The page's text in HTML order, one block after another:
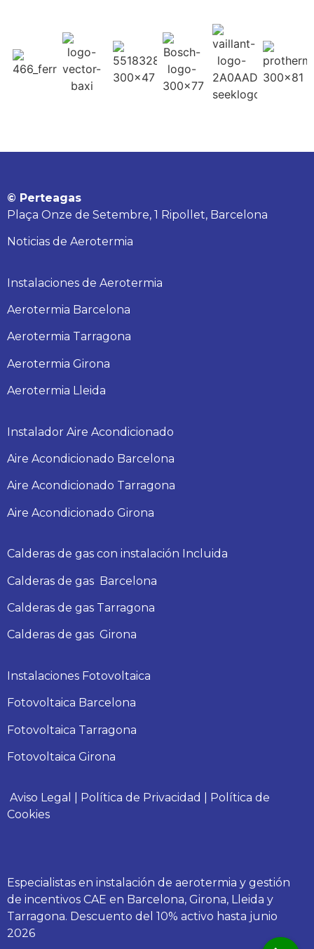
© Perteagas
Plaça Onze de Setembre, 1 Ripollet, Barcelona
Noticias de Aerotermia
Instalaciones de Aerotermia
Aerotermia Barcelona
Aerotermia Tarragona
Aerotermia Girona
Aerotermia Lleida
Instalador Aire Acondicionado
Aire Acondicionado Barcelona
Aire Acondicionado Tarragona
Aire Acondicionado Girona
Calderas de gas con instalación Incluida
Calderas de gas Barcelona
Calderas de gas Tarragona
Calderas de gas Girona
Instalaciones Fotovoltaica
Fotovoltaica Barcelona
Fotovoltaica Tarragona
Fotovoltaica Girona
Aviso Legal Política de Privacidad
Política de
Cookies
Especialistas en instalación de aerotermia y gestión
de incentivos CAE en Barcelona, Girona, Lleida y
Tarragona. Descuento del 10% activo hasta junio
2026